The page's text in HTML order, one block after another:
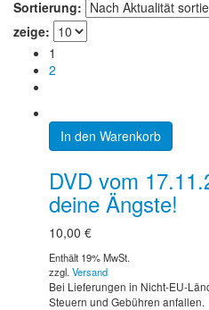
Sortierung:
zeige:
1
2
In den Warenkorb
DVD vom
deine Ängste!
10,00 €
Enthält 19% MwSt.
zzgl. Versand
Bei Lieferungen in Nicht-EU-
Steuern und Gebühren anfallen.